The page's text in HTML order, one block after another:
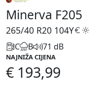
Minerva F205
265/40 R20 104Y
C B 71 dB
NAJNIŽA CIJENA
€ 193,99